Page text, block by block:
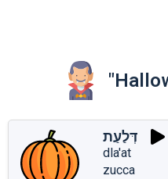
דְּלַעַת
dla'at
zucca